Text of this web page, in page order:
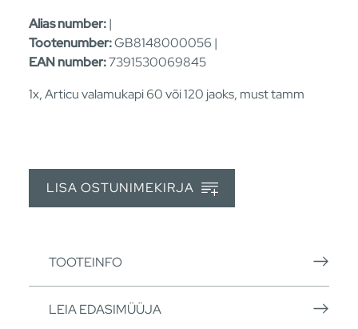
Alias number:|
Tootenumber:GB8148000056 |
EAN number:7391530069845
1x, Articu valamukapi 60 või 120 jaoks, must tamm
LISA OSTUNIMEKIRJA
TOOTEINFO
LEIA EDASIMÜÜJA